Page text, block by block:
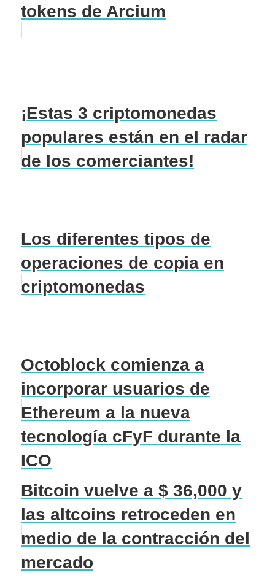
tokens de Arcium
¡Estas 3 criptomonedas
populares están en el radar
de los comerciantes!
Los diferentes tipos de
operaciones de copia en
criptomonedas
Octoblock comienza a
incorporar usuarios de
Ethereum a la nueva
tecnología cFyF durante la
ICO
Bitcoin vuelve a $ 36,000 y
las altcoins retroceden en
medio de la contracción del
mercado